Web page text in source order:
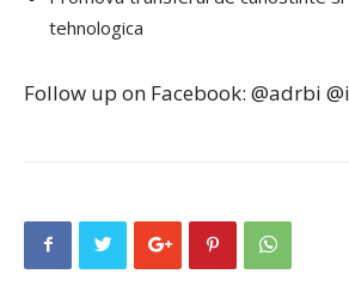
tehnologica
Follow up on Facebook: @adrbi